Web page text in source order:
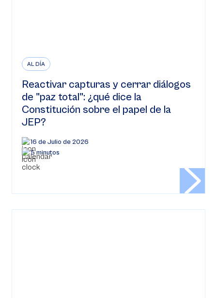
AL DÍA
Reactivar capturas y cerrar diálogos
de "paz total": ¿qué dice la
Constitución sobre el papel de la
JEP?
16 de Julio de 2026
5 minutos